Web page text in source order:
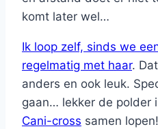
komt later wel…
Ik loop zelf, sinds we
regelmatig met haar.
anders en ook leuk.
gaan… lekker de polder
Cani-cross samen